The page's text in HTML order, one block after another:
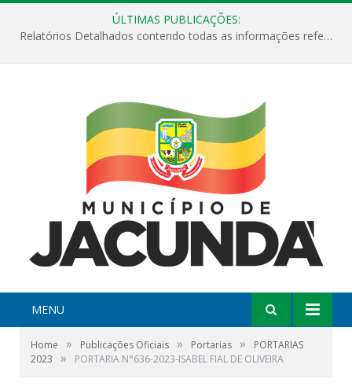
ÚLTIMAS PUBLICAÇÕES:
Relatórios Detalhados contendo todas as informações referentes a execução de recursos destinados ao fomento de projetos culturais no Município de Jacundá entre os anos de 2022 ao presente ano de 2026.
MENU
Home » Publicações Oficiais » Portarias »
PORTARIAS
2023
» PORTARIA N°636-2023-ISABEL FIAL DE OLIVEIRA